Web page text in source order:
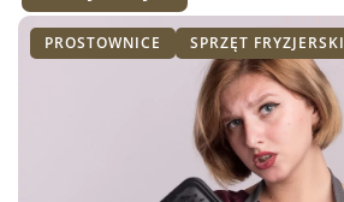
PROSTOWNICE SPRZĘT FRYZJERSKI